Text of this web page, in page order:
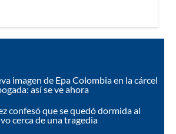
imagen de Epa Colombia en la cárcel
así se ve ahora
confesó que se quedó dormida al
cerca de una tragedia